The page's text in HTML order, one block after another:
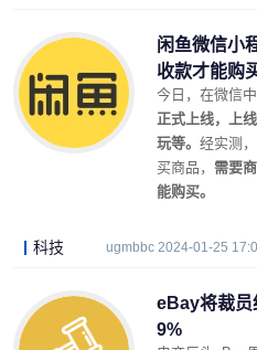
闲鱼微信小
收款才能购
今日，在微信中
正式上线，上
玩等。 经实测
买商品， 需要
能购买。
科技 ugmbbc 2024-01-25
eBay将裁员
9%